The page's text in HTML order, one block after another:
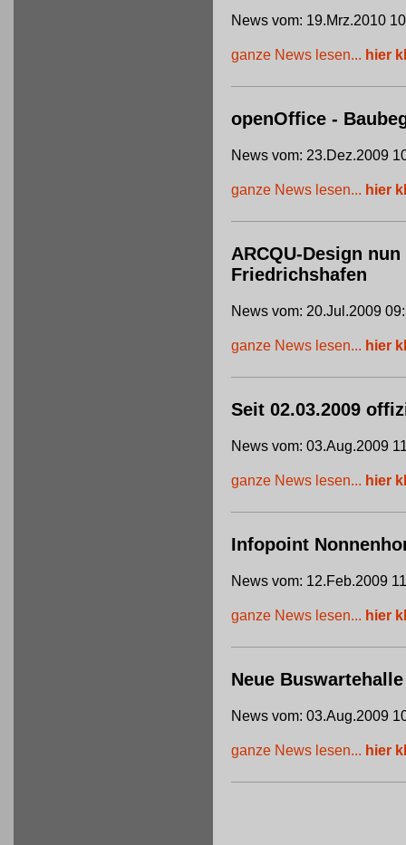
News vom: 19.Mrz.2010
ganze News lesen... hier
openOffice -
News vom: 23.Dez.2009
ganze News lesen... hier
ARCQU-Design
Friedrichshafen
News vom: 20.Jul.2009
ganze News lesen... hier
Seit 02.03.2009
News vom: 03.Aug.2009
ganze News lesen... hier
Infopoint
News vom: 12.Feb.2009
ganze News lesen... hier
Neue
News vom: 03.Aug.2009
ganze News lesen... hier